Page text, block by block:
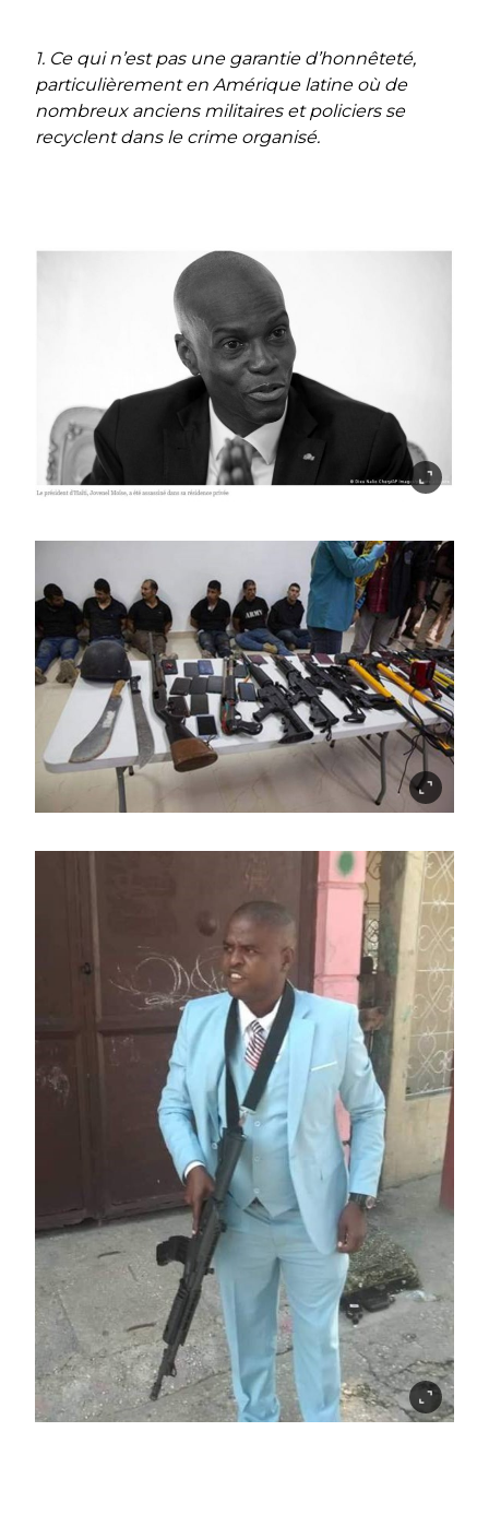
1. Ce qui n’est pas une garantie d’honnêteté,
particulièrement en Amérique latine où de
nombreux anciens militaires et policiers se
recyclent dans le crime organisé.